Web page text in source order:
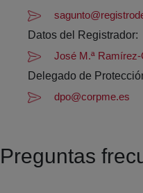
Datos del Registrador:
José M.ª
Delegado de
dpo@corpme.es
Preguntas